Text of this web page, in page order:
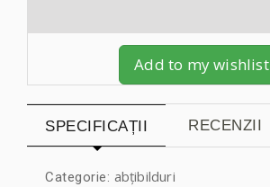
Add to my wishlist
SPECIFICAȚII RECENZII
Categorie: abțibilduri